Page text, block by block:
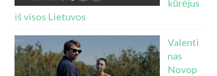
kūrėjus
iš visos Lietuvos
Valenti
nas
Novop